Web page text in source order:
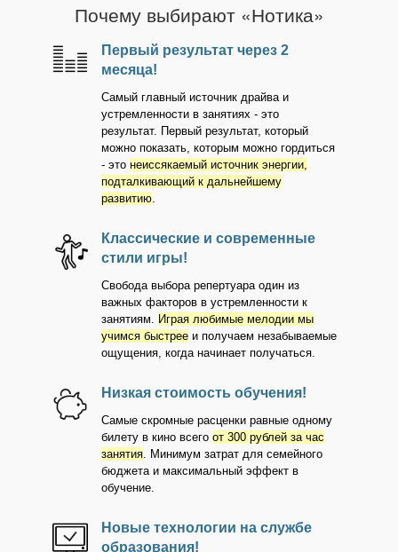
Почему выбирают «Нотика»
Первый результат через 2
месяца!
Самый главный источник драйва и
устремленности в занятиях - это
результат. Первый результат, который
можно показать, которым можно гордиться
- это неиссякаемый источник энергии,
подталкивающий к дальнейшему
развитию.
Классические и современные
стили игры!
Свобода выбора репертуара один из
важных факторов в устремленности к
занятиям. Играя любимые мелодии мы
учимся быстрее и получаем незабываемые
ощущения, когда начинает получаться.
Низкая стоимость обучения!
Самые скромные расценки равные одному
билету в кино всего от 300 рублей за час
занятия. Минимум затрат для семейного
бюджета и максимальный эффект в
обучение.
Новые технологии на службе
образования!